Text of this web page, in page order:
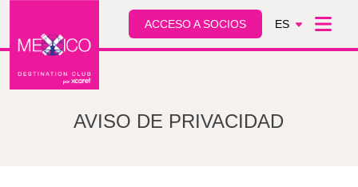
ACCESO A SOCIOS ES
AVISO DE PRIVACIDAD